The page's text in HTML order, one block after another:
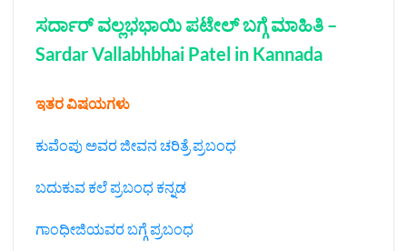
ಸರ್ದಾರ್ ವಲ್ಲಭಭಾಯಿ ಪಟೇಲ್ ಬಗ್ಗೆ ಮಾಹಿತಿ –
Sardar Vallabhbhai Patel in Kannada
ಇತರ ವಿಷಯಗಳು
ಕುವೆಂಪು ಅವರ ಜೀವನ ಚರಿತ್ರೆ ಪ್ರಬಂಧ
ಬದುಕುವ ಕಲೆ ಪ್ರಬಂಧ ಕನ್ನಡ
ಗಾಂಧೀಜಿಯವರ ಬಗ್ಗೆ ಪ್ರಬಂಧ